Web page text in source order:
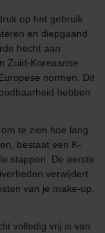
op het gebruik
en diepgaand
hecht aan
Zuid-Koreaanse
normen. Dit
hebben
te zien hoe lang
bestaat een K-
stappen. De eerste
verwijdert.
van je make-up,
volledig vrij is van